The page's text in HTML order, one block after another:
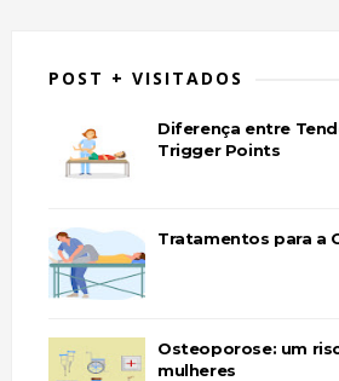
POST + VISITADOS
Diferença entre
Trigger Points
Tratamentos para a
Osteoporose: um
mulheres